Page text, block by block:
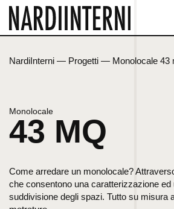
NardiInterni — Progetti — Monolocale 43
Monolocale
43 MQ
Come arredare un monolocale?
che consentono una caratterizzazione ed
suddivisione degli spazi. Tutto su misura